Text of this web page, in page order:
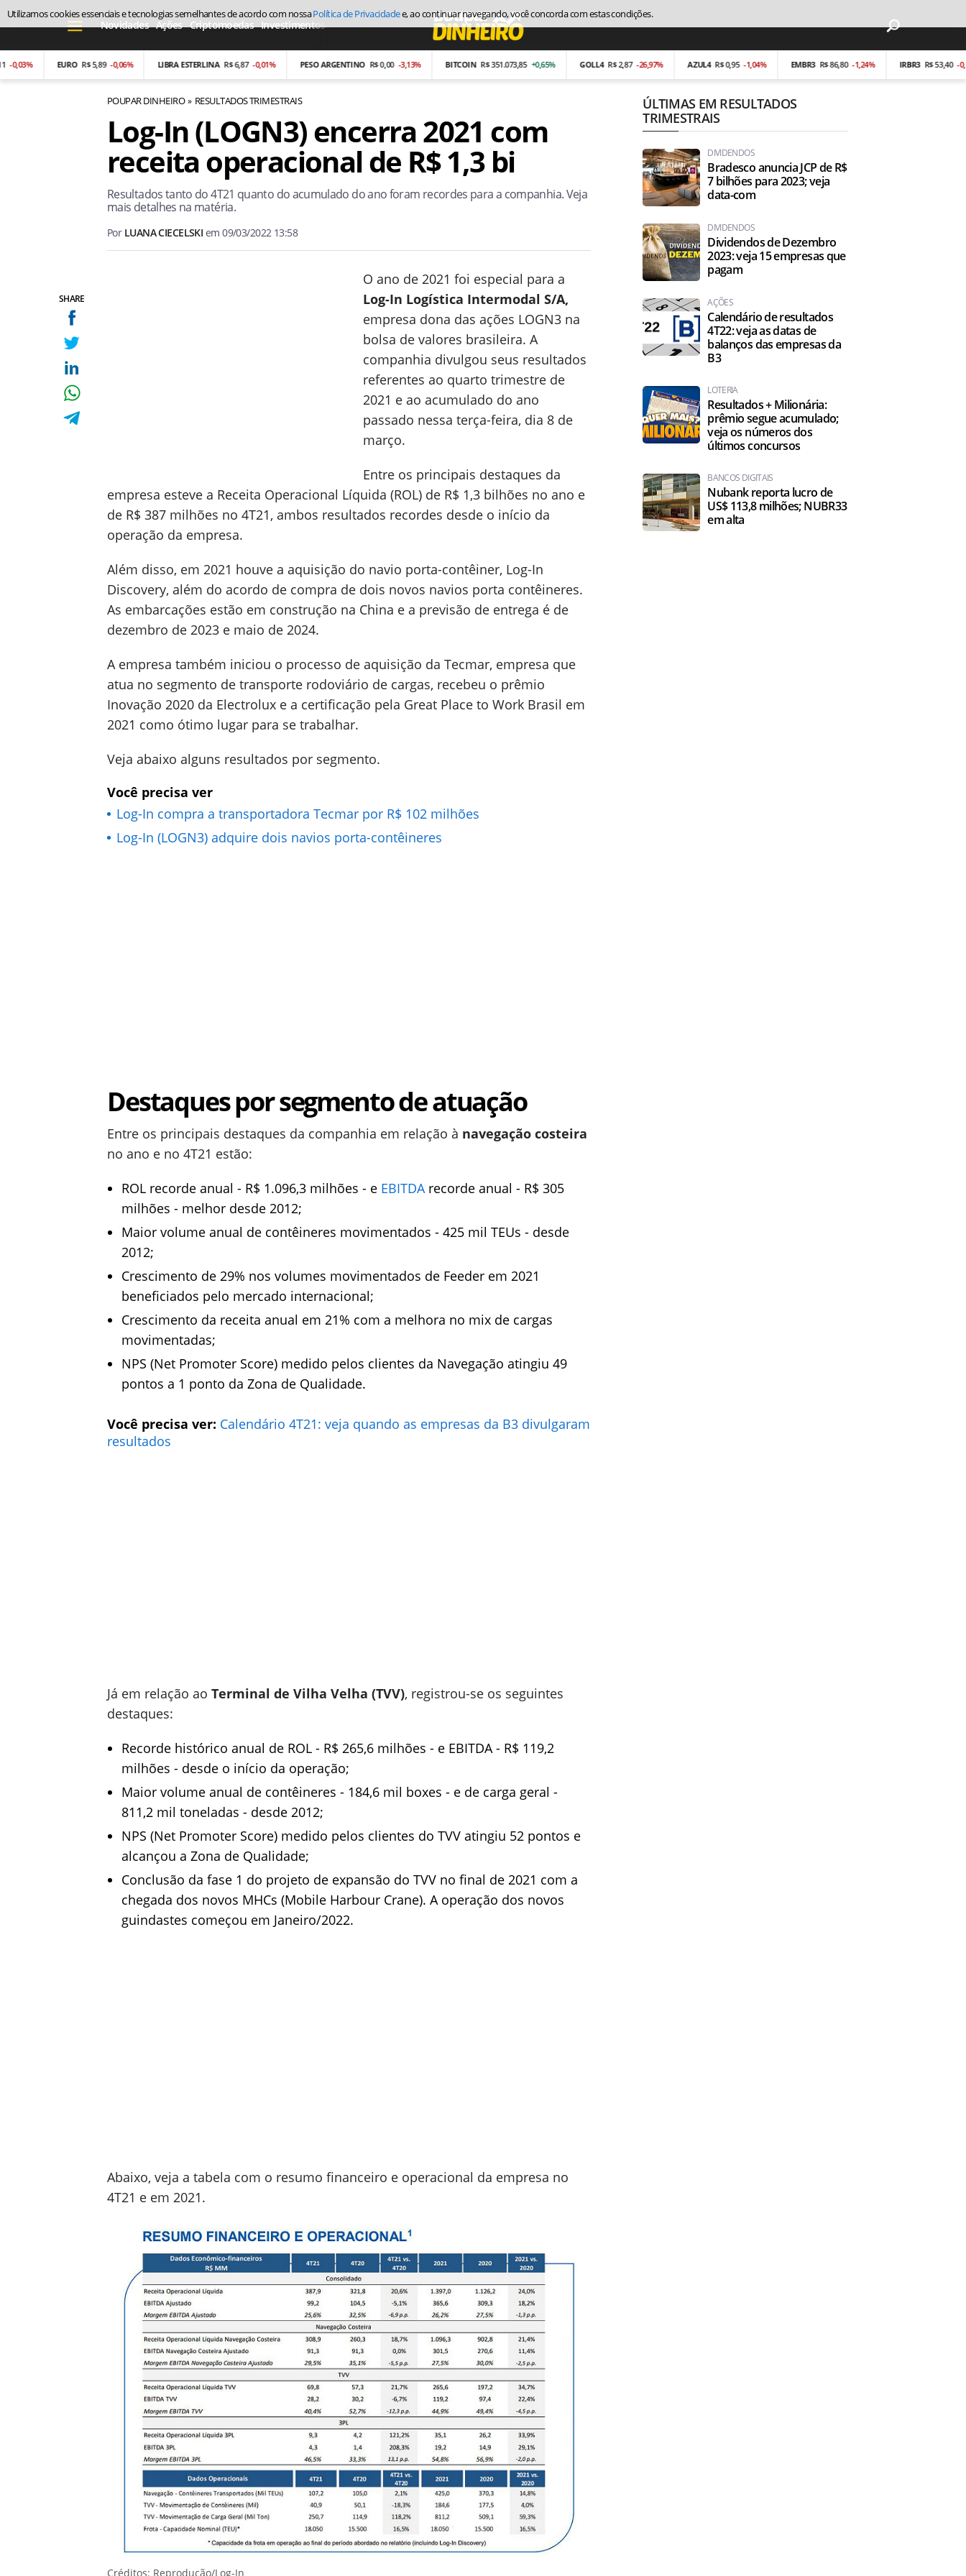
Novidades Ações Criptomoedas Investimentos Economia
EURO R$ 5,89 -0,06% LIBRA ESTERLINA R$ 6,87 -0,01% PESO ARGENTINO R$ 0,00 -3,13% BITCOIN R$ 351.073,85 +0,65% GOLL4 R$ 2,87 -26,97% AZUL4 R$ 0,95 -1,04% EMBR3 R$ 86,80 -1,24% IRBR3 R$ 53,40 -0,19%
POUPAR DINHEIRO RESULTADOS TRIMESTRAIS
SHARE
Log-In (LOGN3) encerra 2021 com
receita operacional de R$ 1,3 bi
Resultados tanto do 4T21 quanto do acumulado do ano foram recordes para a companhia. Veja
mais detalhes na matéria.
Por LUANA CIECELSKI em09/03/2022 13:58
O ano de 2021 foi especial para a
Log-In Logística Intermodal S/A,
empresa dona das ações LOGN3 na
bolsa de valores brasileira. A
companhia divulgou seus resultados
referentes ao quarto trimestre de
2021 e ao acumulado do ano
passado nessa terça-feira, dia 8 de
março.
Entre os principais destaques da
empresa esteve a Receita Operacional Líquida (ROL) de R$ 1,3 bilhões no ano e
de R$ 387 milhões no 4T21, ambos resultados recordes desde o início da
operação da empresa.
Além disso, em 2021 houve a aquisição do navio porta-contêiner, Log-In
Discovery, além do acordo de compra de dois novos navios porta contêineres.
As embarcações estão em construção na China e a previsão de entrega é de
dezembro de 2023 e maio de 2024.
A empresa também iniciou o processo de aquisição da Tecmar, empresa que
atua no segmento de transporte rodoviário de cargas, recebeu o prêmio
Inovação 2020 da Electrolux e a certificação pela Great Place to Work Brasil em
2021 como ótimo lugar para se trabalhar.
Veja abaixo alguns resultados por segmento.
Você precisa ver
Log-In compra a transportadora Tecmar por R$ 102 milhões
Log-In (LOGN3) adquire dois navios porta-contêineres
Destaques por segmento de atuação
Entre os principais destaques da companhia em relação à navegação costeira
no ano e no 4T21 estão:
ROL recorde anual - R$ 1.096,3 milhões - e EBITDArecorde anual - R$ 305
milhões - melhor desde 2012;
Maior volume anual de contêineres movimentados - 425 mil TEUs - desde
2012;
Crescimento de 29% nos volumes movimentados de Feeder em 2021
beneficiados pelo mercado internacional;
Crescimento da receita anual em 21% com a melhora no mix de cargas
movimentadas;
NPS (Net Promoter Score) medido pelos clientes da Navegação atingiu 49
pontos a 1 ponto da Zona de Qualidade.
Você precisa ver: Calendário 4T21: veja quando as empresas da B3 divulgaram
resultados
Já em relação ao Terminal de Vilha Velha (TVV), registrou-se os seguintes
destaques:
Recorde histórico anual de ROL - R$ 265,6 milhões - e EBITDA - R$ 119,2
milhões - desde o início da operação;
Maior volume anual de contêineres - 184,6 mil boxes - e de carga geral -
811,2 mil toneladas - desde 2012;
NPS (Net Promoter Score) medido pelos clientes do TVV atingiu 52 pontos e
alcançou a Zona de Qualidade;
Conclusão da fase 1 do projeto de expansão do TVV no final de 2021 com a
chegada dos novos MHCs (Mobile Harbour Crane). A operação dos novos
guindastes começou em Janeiro/2022.
Abaixo, veja a tabela com o resumo financeiro e operacional da empresa no
4T21 e em 2021.
Créditos: Reprodução/Log-In
ÚLTIMAS EM RESULTADOS
TRIMESTRAIS
DIVIDENDOS
Bradesco anuncia JCP de R$
7 bilhões para 2023; veja
data-com
DIVIDENDOS
Dividendos de Dezembro
2023: veja 15 empresas que
pagam
AÇÕES
Calendário de resultados
4T22: veja as datas de
balanços das empresas da
B3
LOTERIA
Resultados + Milionária:
prêmio segue acumulado;
veja os números dos
últimos concursos
BANCOS DIGITAIS
Nubank reporta lucro de
US$ 113,8 milhões; NUBR33
em alta
Utilizamos cookies essenciais e tecnologias semelhantes de acordo com nossaPolítica de Privacidadee, ao continuar navegando, você concorda com estas condições.